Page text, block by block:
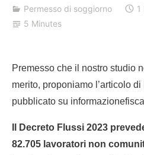
Permesso di soggiorno
1
5 Minutes
Premesso che il nostro studio
merito, proponiamo l’articolo
pubblicato su
Il Decreto Flussi 2023
82.705 lavoratori non